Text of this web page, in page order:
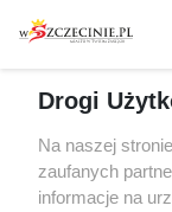
Spacery i
targi
Więcej
Drogi
Na naszej
zaufanych
informacje na